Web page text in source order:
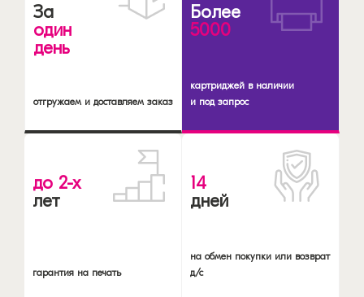
За
один
день
отгружаем и доставляем заказ
Более
5000
картриджей в наличии
и под запрос
до 2-х
лет
гарантия на печать
14
дней
на обмен покупки или возврат
д/с